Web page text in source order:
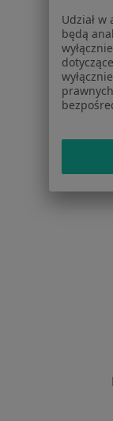
Jak
Udział
będą